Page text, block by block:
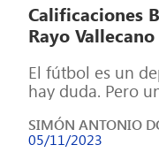
Calificaciones
Rayo Vallecano
El fútbol es un
hay duda. Pero
SIMÓN ANTONIO
05/11/2023